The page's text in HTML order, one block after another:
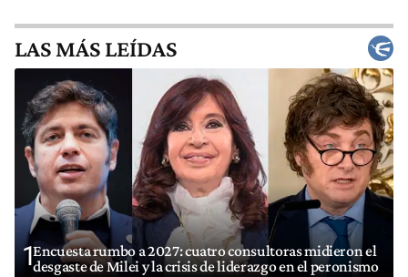
LAS MÁS LEÍDAS
1Encuesta rumbo a 2027: cuatro consultoras midieron el
desgaste de Milei y la crisis de liderazgo en el peronismo